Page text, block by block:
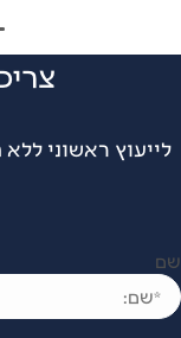
לייעוץ ראשוני